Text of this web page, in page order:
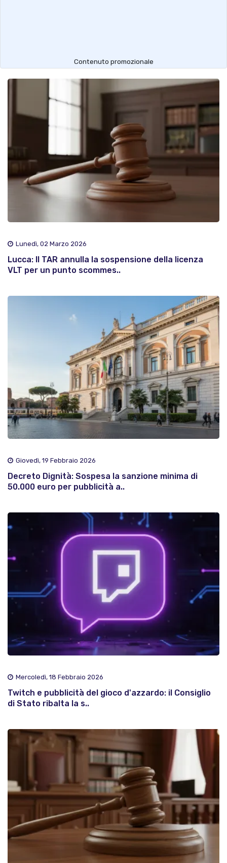
Contenuto promozionale
Lunedì, 02 Marzo 2026
Lucca: Il TAR annulla la sospensione della licenza
VLT per un punto scommes..
Giovedì, 19 Febbraio 2026
Decreto Dignità: Sospesa la sanzione minima di
50.000 euro per pubblicità a..
Mercoledì, 18 Febbraio 2026
Twitch e pubblicità del gioco d'azzardo: il Consiglio
di Stato ribalta la s..